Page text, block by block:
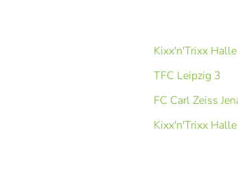
Kixx'n'Trixx
TFC Leipzig 3
FC Carl Zeiss
Kixx'n'Trixx